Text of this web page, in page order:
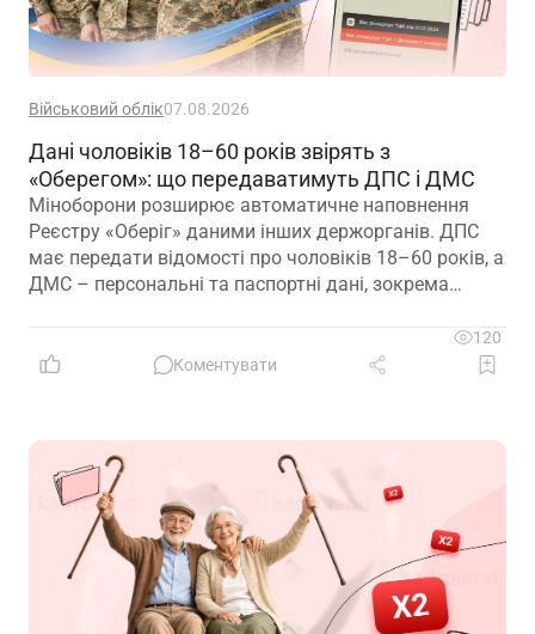
Військовий облік07.08.2026
Дані чоловіків 18–60 років звірять з
«Оберегом»: що передаватимуть ДПС і ДМС
Міноборони розширює автоматичне наповнення
Реєстру «Оберіг» даними інших держорганів. ДПС
має передати відомості про чоловіків 18–60 років, а
ДМС – персональні та паспортні дані, зокрема
120
Коментувати